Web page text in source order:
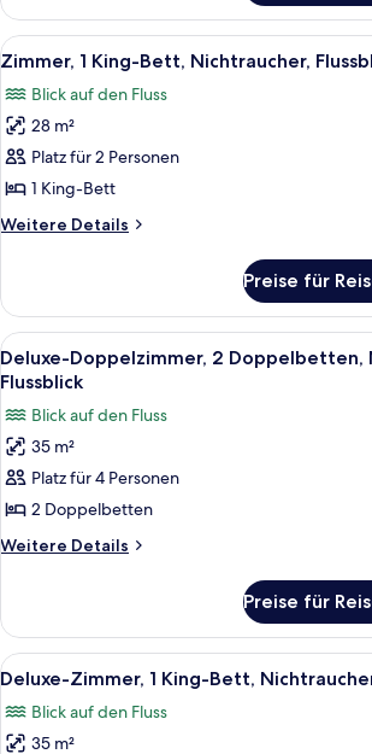
2 Doppelbetten,
Nichtraucher,
Flussblick
Alle
Fotos
für
Zimmer,
1 King-
Bett,
Nichtraucher,
Flussblick
anzeigen
Ein
6
Zimmer, 1 King-Bett, Nichtraucher,
Blick auf den Fluss
28 m²
Platz für 2 Personen
1 King-Bett
Weitere Details
Weitere
1 King-
Bett,
Nichtraucher,
Flussblick
Preise für
Alle
Fotos
Deluxe-
Doppelzimmer,
2 Doppelbetten,
Nichtraucher,
Flussblick
Ein
6
Deluxe-Doppelzimmer, 2 Doppelbetten,
Flussblick
Blick auf den Fluss
35 m²
Platz für 4 Personen
2 Doppelbetten
Weitere Details
Weitere
Doppelzimmer,
2 Doppelbetten,
Nichtraucher,
Preise für
Alle
Fotos
für
Deluxe-
Ein
6
Deluxe-Zimmer, 1 King-Bett,
Blick auf den Fluss
35 m²